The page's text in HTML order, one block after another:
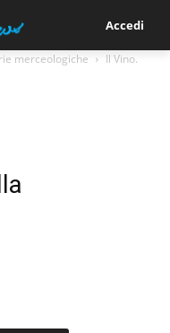
Accedi
merceologiche
Il Vino.